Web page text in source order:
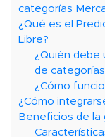
categorías
¿Qué es el
Libre?
¿Quién debe
de
¿Cómo
¿Cómo
Beneficios de